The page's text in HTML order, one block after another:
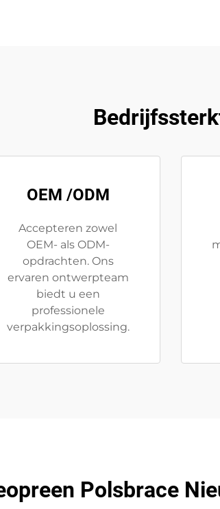
OEM /ODM
Accepteren zowel
OEM- als ODM-
opdrachten. Ons
ervaren ontwerpteam
biedt u een
professionele
verpakkingsoplossing.
Polsbrace